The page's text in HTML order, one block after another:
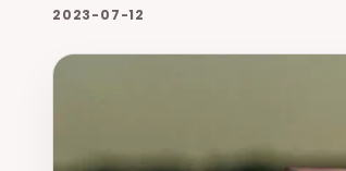
2023-07-12